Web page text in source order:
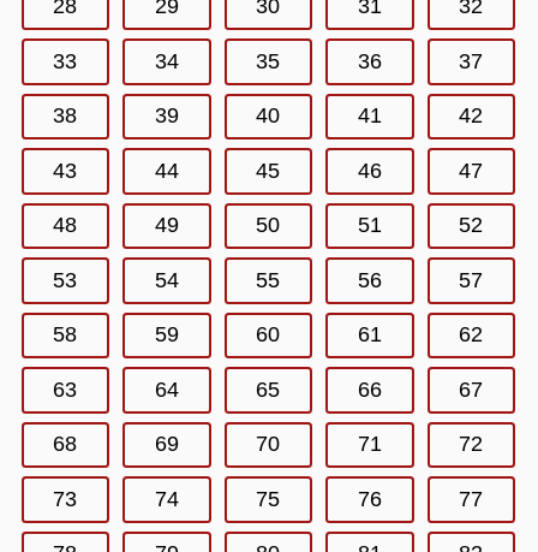
28 29 30 31 32
33 34 35 36 37
38 39 40 41 42
43 44 45 46 47
48 49 50 51 52
53 54 55 56 57
58 59 60 61 62
63 64 65 66 67
68 69 70 71 72
73 74 75 76 77